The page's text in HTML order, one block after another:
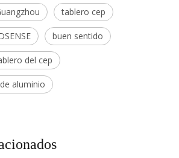
tablero cep
buen sentido
del cep
aluminio